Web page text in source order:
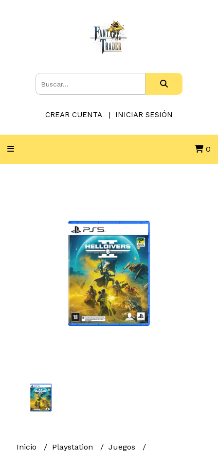
CREAR CUENTA INICIAR SESIÓN
0
Inicio Playstation
Juegos